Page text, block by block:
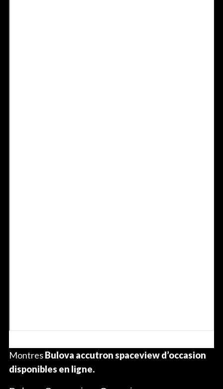
MontresBulova accutron spaceview d’occasion
disponibles en ligne.